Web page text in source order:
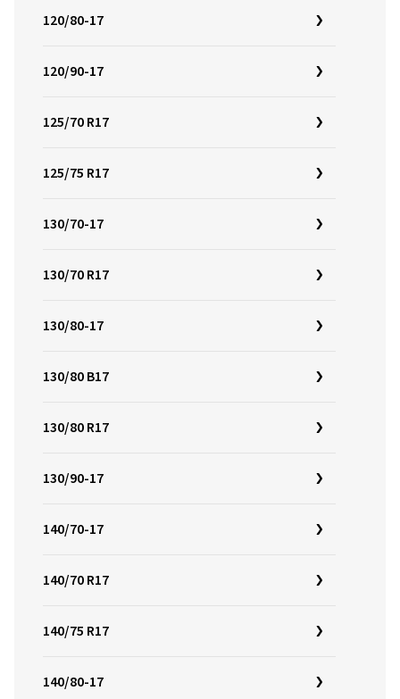
120/80-17
120/90-17
125/70 R17
125/75 R17
130/70-17
130/70 R17
130/80-17
130/80 B17
130/80 R17
130/90-17
140/70-17
140/70 R17
140/75 R17
140/80-17